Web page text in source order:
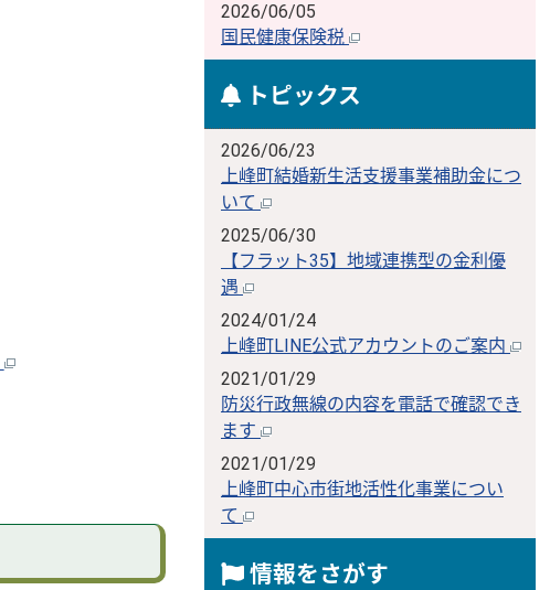
2026/06/05
国民健康保険税
トピックス
2026/06/23
上峰町結婚新生活支援事業補助金につ
いて
2025/06/30
【フラット35】地域連携型の金利優
遇
2024/01/24
上峰町LINE公式アカウントのご案内
2021/01/29
防災行政無線の内容を電話で確認でき
ます
2021/01/29
上峰町中心市街地活性化事業につい
て
情報をさがす